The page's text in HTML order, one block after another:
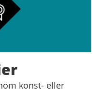
konst- eller